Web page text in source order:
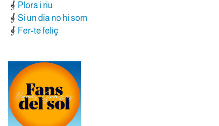
Plora i riu
Si un dia no hi som
Fer-te feliç